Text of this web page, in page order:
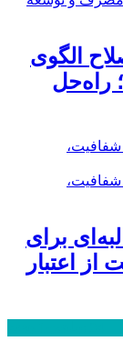
الگوی
راه‌حل
برای
اعتبار